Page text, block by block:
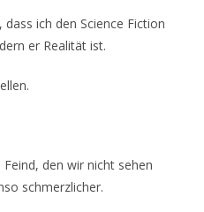
ich den Science Fiction
er Realität ist.
den wir nicht sehen
schmerzlicher.